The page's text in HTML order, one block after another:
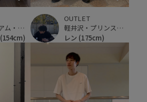
佐野プレミアム・アウトレット
(154cm)
OUTLET
軽井沢・プリンスショッピングプラザ
レン (175cm)